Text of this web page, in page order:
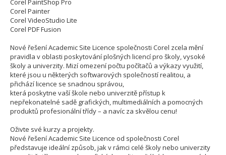
Corel PaintShop Pro
Corel Painter
Corel VideoStudio Lite
Corel PDF Fusion
Nové řešení Academic Site Licence společnosti Corel zcela mění
pravidla v oblasti poskytování plošných licencí pro školy, vysoké
školy a univerzity. Mizí omezení počtu počítačů a výkazy využití,
které jsou u některých softwarových společností realitou, a
přichází licence se snadnou správou,
která poskytne vaší škole nebo univerzitě přístup k
nepřekonatelné sadě grafických, multimediálních a pomocných
produktů profesionální třídy – a navíc za skvělou cenu!
Oživte své kurzy a projekty.
Nové řešení Academic Site Licence od společnosti Corel
představuje ideální způsob, jak v rámci celé školy nebo univerzity